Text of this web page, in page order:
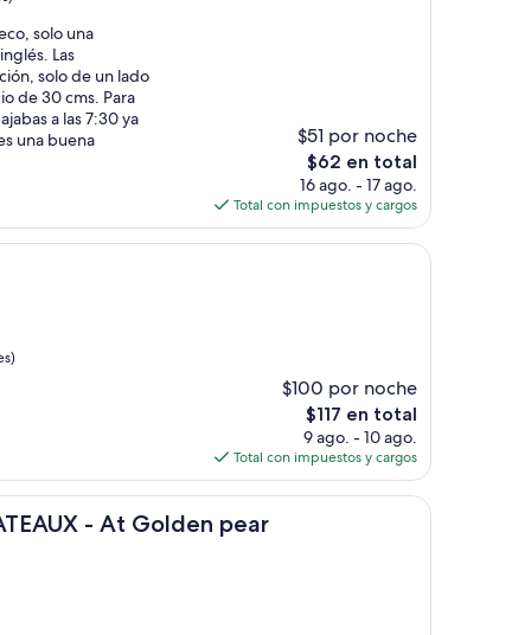
solo una
Las
solo de un lado
de 30 cms. Para
a las 7:30 ya
una buena
$51 por noche
El
precio
actual
es
de
$62 en total
16 ago. - 17 ago.
Total con impuestos y cargos
$100 por noche
El
precio
actual
es
de
$117 en total
9 ago. - 10 ago.
Total con impuestos y cargos
- At Golden pear
At Golden pear